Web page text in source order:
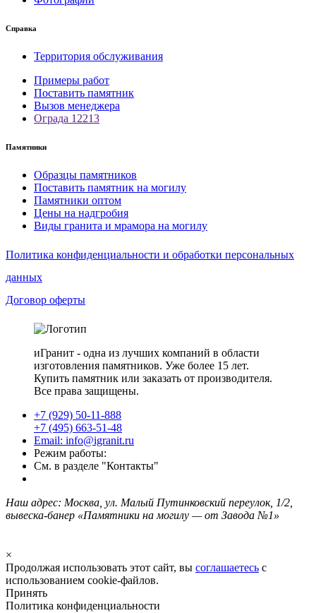
Справка
Территория обслуживания
Примеры работ
Поставить памятник
Вызов менеджера
Ограда 12213
Памятники
Образцы памятников
Поставить памятник на могилу
Памятники оптом
Цены на надгробия
Виды гранита и мрамора на могилу
Политика конфиденциальности и обработки персональных
данных
Договор оферты
иГранит - одна из лучших компаний в области
изготовления памятников. Уже более 15 лет.
Купить памятник или заказать от производителя.
Все права защищены.
+7 (929) 50-11-888
+7 (495) 663-51-48
Email: info@igranit.ru
Режим работы:
См. в разделе "Контакты"
Наш адрес: Москва, ул. Малый Путинковский переулок, 1/2,
вывеска-банер «Памятники на могилу — от Завода №1»
×
Продолжая использовать этот сайт, вы соглашаетесь с
использованием cookie-файлов.
Принять
Политика конфиденциальности